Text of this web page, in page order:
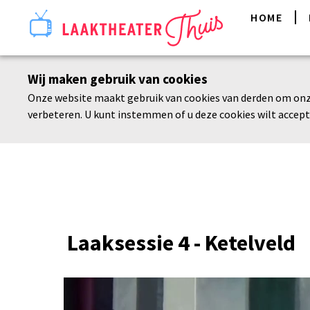
Wij maken gebruik van cookies
Onze website maakt gebruik van cookies van derden om
verbeteren. U kunt instemmen of u deze cookies wilt
HOME
Laaksessie 4 - Ketelveld